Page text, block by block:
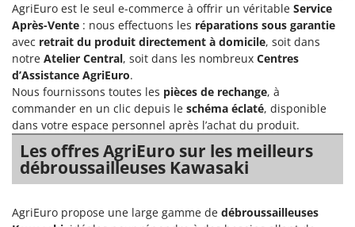
AgriEuro est le seul e-commerce à offrir un véritable Service
Après-Vente : nous effectuons les réparations sous garantie
avec retrait du produit directement à domicile, soit dans
notre Atelier Central, soit dans les nombreux Centres
d’Assistance AgriEuro.
Nous fournissons toutes les pièces de rechange, à
commander en un clic depuis le schéma éclaté, disponible
dans votre espace personnel après l’achat du produit.
Les offres AgriEuro sur les meilleurs
débroussailleuses Kawasaki
AgriEuro propose une large gamme de débroussailleuses